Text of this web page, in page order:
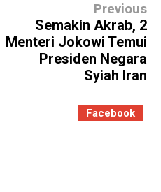
Previous
Semakin Akrab, 2
Menteri Jokowi Temui
Presiden Negara
Syiah Iran
Facebook